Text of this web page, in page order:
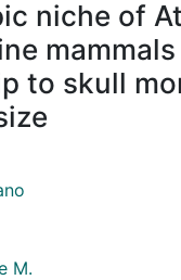
niche of
to skull
M.